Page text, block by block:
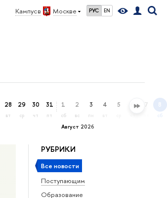
Кампус в Москве РУС EN
28
вт
29
ср
30
чт
31
пт
Август 2026
1
сб
2
вс
3
пн
4 5 6 7 8
сб
РУБРИКИ
Все новости
Поступающим
Образование